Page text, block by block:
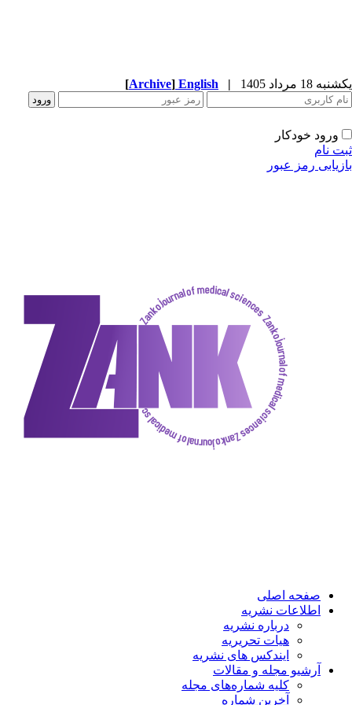
|
English
[Archive
عبور
اصلی
نشریه
درباره نشریه
هیات تحریریه
ایندکس های نشریه
مجله و مقالات
کلیه شماره‌های مجله
آخرین شماره